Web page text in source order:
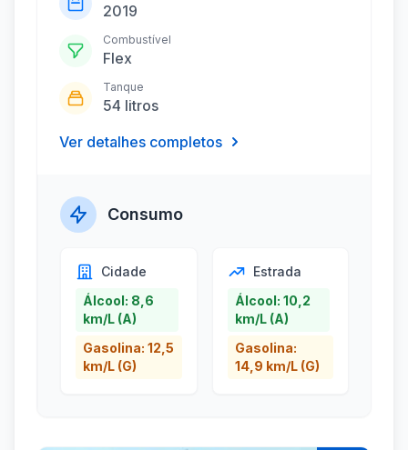
2019
Combustível
Flex
Tanque
54 litros
Ver detalhes completos
Consumo
Cidade
Álcool: 8,6
km/L (A)
Gasolina: 12,5
km/L (G)
Estrada
Álcool: 10,2
km/L (A)
Gasolina:
14,9 km/L (G)